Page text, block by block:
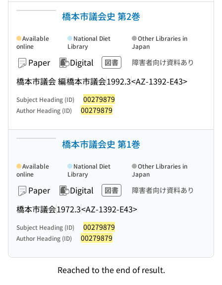
橋本市議会史 第2巻
Paper Digital 図書 障害者向け資料あり
橋本市議会 編橋本市議会1992.3<AZ-1392-E43>
Available
online
National Diet
Library
Other Libraries in
Japan
Subject Heading (ID) 00279879
Author Heading (ID) 00279879
橋本市議会史 第1巻
Paper Digital 図書 障害者向け資料あり
橋本市議会1972.3<AZ-1392-E43>
Available
online
National Diet
Library
Other Libraries in
Japan
Subject Heading (ID) 00279879
Author Heading (ID) 00279879
Reached to the end of result.